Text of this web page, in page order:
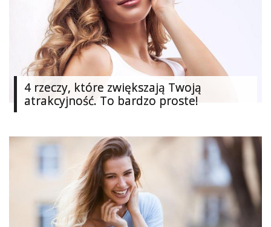
Wyznania
Wnętrza
Fitness
Ślub
4 rzeczy, które zwiększają Twoją
atrakcyjność. To bardzo proste!